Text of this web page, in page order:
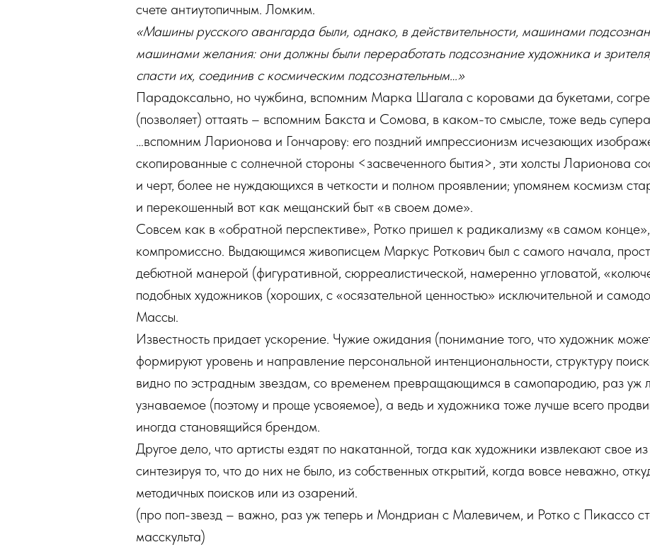
счете антиутопичным. Ломким.
«Машины русского авангарда были, однако, в действительности, машинами
машинами желания: они должны были переработать подсознание художника и
спасти их, соединив с космическим подсознательным…»
Парадоксально, но чужбина, вспомним Марка Шагала с коровами да букетами,
(позволяет) оттаять – вспомним Бакста и Сомова, в каком-то смысле, тоже ведь
…вспомним Ларионова и Гончарову: его поздний импрессионизм исчезающих
скопированные с солнечной стороны <засвеченного бытия>, эти холсты Ларионова
и черт, более не нуждающихся в четкости и полном проявлении; упомянем космизм
и перекошенный вот как мещанский быт «в своем доме».
Совсем как в «обратной перспективе», Ротко пришел к радикализму «в самом
компромиссно. Выдающимся живописцем Маркус Роткович был с самого начала,
дебютной манерой (фигуративной, сюрреалистической, намеренно угловатой,
подобных художников (хороших, с «осязательной ценностью» исключительной и
Массы.
Известность придает ускорение. Чужие ожидания (понимание того, что художник
формируют уровень и направление персональной интенциональности, структуру
видно по эстрадным звездам, со временем превращающимся в самопародию, раз уж
узнаваемое (поэтому и проще усвояемое), а ведь и художника тоже лучше всего
иногда становящийся брендом.
Другое дело, что артисты ездят по накатанной, тогда как художники извлекают свое
синтезируя то, что до них не было, из собственных открытий, когда вовсе неважно,
методичных поисков или из озарений.
(про поп-звезд – важно, раз уж теперь и Мондриан с Малевичем, и Ротко с Пикассо
масскульта)